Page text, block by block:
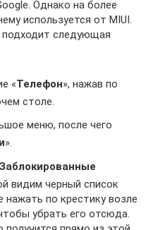
Однако на более
используется от MIUI.
подходит следующая
«Телефон», нажав по
столе.
меню, после чего
».
Заблокированные
видим черный список
по крестику возле
убрать его отсюда.